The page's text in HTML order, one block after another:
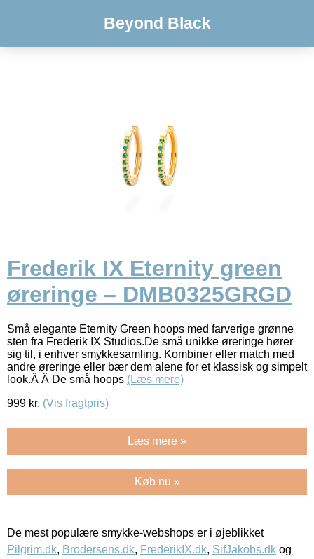
Beyond Black
Frederik IX Eternity green
øreringe – DMB0325GRGD
Små elegante Eternity Green hoops med farverige grønne
sten fra Frederik IX Studios.De små unikke øreringe hører
sig til, i enhver smykkesamling. Kombiner eller match med
andre øreringe eller bær dem alene for et klassisk og simpelt
look.Â Â De små hoops (Læs mere)
999 kr. (Vis fragtpris)
Læs mere »
Køb nu »
De mest populære smykke-webshops er i øjeblikket
Pilgrim.dk, Brodersens.dk, FrederikIX.dk, SifJakobs.dk og